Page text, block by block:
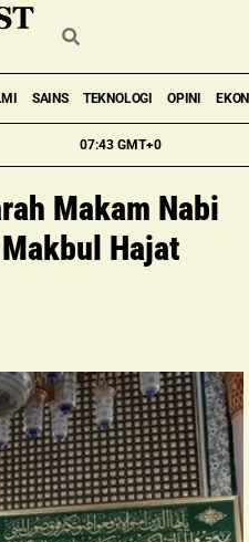
07:43 GMT+0
SAINS TEKNOLOGI OPINI
Makam Nabi
Hajat